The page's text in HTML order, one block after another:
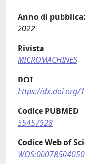
Anno di
2022
Rivista
MICROMACHINES
DOI
https://dx.doi.org/
Codice PUBMED
35457928
Codice Web of